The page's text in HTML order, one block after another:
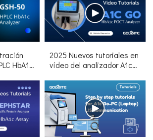
HbA1c
2025 Nuevos tutoriales en
vídeo del analizador A1c